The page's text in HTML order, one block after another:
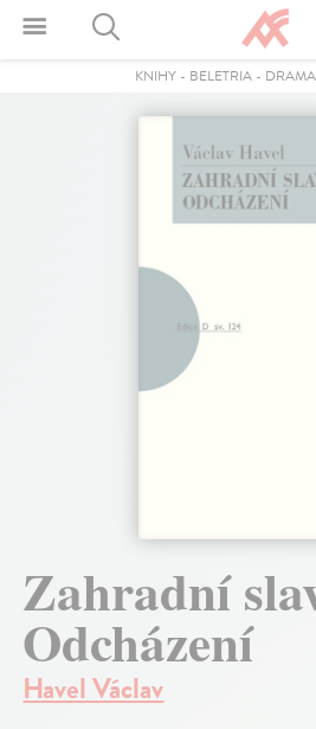
KNIHY - BELETRIA -
Zahradní
Odcházení
Havel Václav